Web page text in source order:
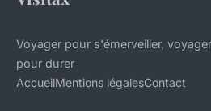
Voyager pour s'émerveiller,
pour durer
AccueilMentions légalesContact